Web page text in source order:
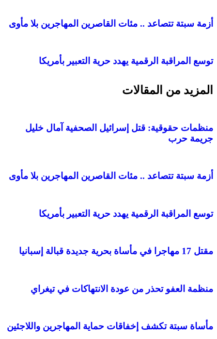
أزمة سبتة تتصاعد .. مئات القاصرين المهاجرين بلا مأوى
توسع المراقبة الرقمية يهدد حرية التعبير بأمريكا
المزيد من المقالات
منظمات حقوقية: قتل إسرائيل الصحفية آمال خليل
جريمة حرب
أزمة سبتة تتصاعد .. مئات القاصرين المهاجرين بلا مأوى
توسع المراقبة الرقمية يهدد حرية التعبير بأمريكا
مقتل 17 مهاجرا في مأساة بحرية جديدة قبالة إسبانيا
منظمة العفو تحذر من عودة الانتهاكات في تيغراي
مأساة سبتة تكشف إخفاقات حماية المهاجرين واللاجئين